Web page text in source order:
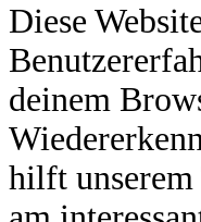
Diese
deinem
hilft unserem